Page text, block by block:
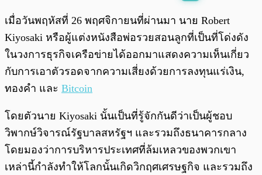
พร้อมเล่น
เมื่อวันพฤหัสที่ 26 พฤศจิกายนที่ผ่านมา นาย Robert
Kiyosaki หรือผู้แต่งหนังสือพ่อรวยสอนลูกที่เป็นที่โด่งดัง
ในวงการธุรกิจเครือข่ายได้ออกมาแสดงความเห็นเกี่ยว
กับการเอาตัวรอดจากความเสี่ยงด้วยการลงทุนแร่เงิน,
ทองคำ และ Bitcoin
โดยตัวนาย Kiyosaki นั้นเป็นที่รู้จักกันดีว่าเป็นผู้ชอบ
วิพากษ์วิจารณ์รัฐบาลสหรัฐฯ และรวมถึงธนาคารกลาง
โดยมองว่าการบริหารประเทศที่ล้มเหลวของพวกเขา
เหล่านี้กำลังทำให้โลกนั้นเกิดวิกฤศเศรษฐกิจ และรวมถึง